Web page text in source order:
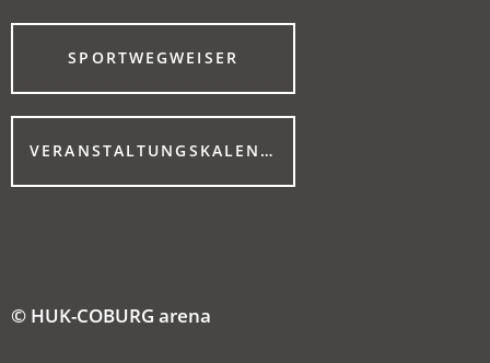
SPORTWEGWEISER
(ÖFFNET
EINEM
NEUEN
TAB)
VERANSTALTUNGSKALENDER
© HUK-COBURG arena